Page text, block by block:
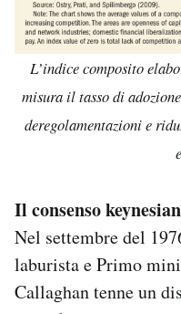
L’indice composito
misura il tasso di
deregolamentazioni e
Il consenso
Nel settembre del
laburista e Primo
Callaghan tenne un